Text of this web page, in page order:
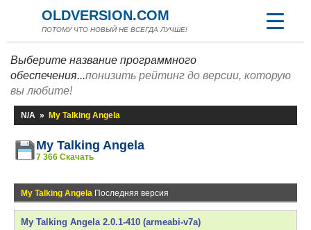
OLDVERSION.COM
ПОТОМУ ЧТО НОВЫЙ НЕ ВСЕГДА ЛУЧШЕ!
Выберите название программного
обеспечения...понизить рейтинг до версии, которую
вы любите!
N/A » My Talking Angela
My Talking Angela
7 366 Скачать
My Talking Angela Последняя версия
My Talking Angela 2.0.1-410 (armeabi-v7a)